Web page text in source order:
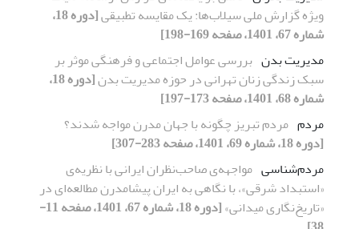
ویژه گزارش ملی سیلاب‌ها: یک مقایسه تطبیقی
[دوره 18،
شماره 67، 1401، صفحه 169-198]
مدیریت بدن بررسی عوامل اجتماعی و فرهنگی موثر بر
سبک زندگی زنان تهرانی در حوزه مدیریت بدن
[دوره 18،
شماره 68، 1401، صفحه 173-197]
مردم مردم تبریز چگونه با جهان مدرن مواجه شدند؟
[دوره 18، شماره 69، 1401، صفحه 283-307]
مردم‌شناسی مواجهه‌ی صاحب‌نظران ایرانی با نظریه‌ی
«استبداد شرقی»، با نگاهی به ایران پیشامدرن مطالعه‌ای در
«تاریخ‌نگاری میدانی»
[دوره 18، شماره 67، 1401، صفحه 11-